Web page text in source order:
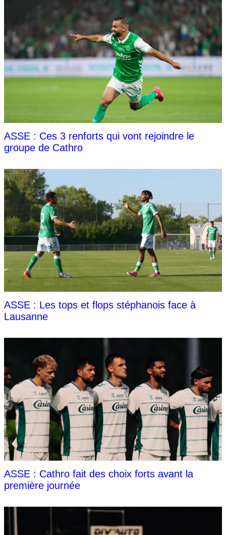
ASSE : Ces 3 renforts qui vont rejoindre le
groupe de Cathro
ASSE : Les tops et flops stéphanois face à
Lausanne
ASSE : Cathro fait des choix forts avant la
première journée